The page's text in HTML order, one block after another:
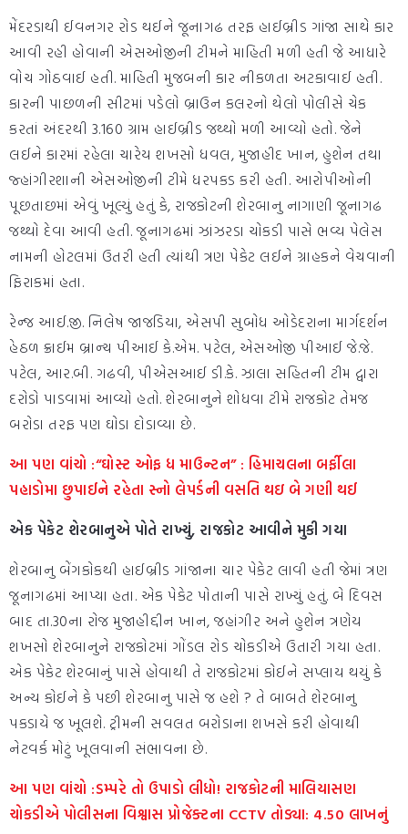
મેંદરડાથી ઈવનગર રોડ થઈને જૂનાગઢ તરફ હાઈબ્રીડ ગાંજા સાથે કાર
આવી રહી હોવાની એસઓજીની ટીમને માહિતી મળી હતી જે આધારે
વોચ ગોઠવાઈ હતી. માહિતી મુજબની કાર નીકળતા અટકાવાઈ હતી.
કારની પાછળની સીટમાં પડેલો બ્રાઉન કલરનો થેલો પોલીસે ચેક
કરતાં અંદરથી 3.160 ગ્રામ હાઈબ્રીડ જથ્થો મળી આવ્યો હતો. જેને
લઈને કારમાં રહેલા ચારેય શખસો ધવલ, મુજાહીદ ખાન, હુશેન તથા
જ્હાંગીરશાની એસઓજીની ટીમે ધરપકડ કરી હતી. આરોપીઓની
પૂછતાછમાં એવું ખૂલ્યું હતું કે, રાજકોટની શેરબાનુ નાગાણી જૂનાગઢ
જથ્થો દેવા આવી હતી. જૂનાગઢમાં ઝાંઝરડા ચોકડી પાસે ભવ્ય પેલેસ
નામની હોટલમાં ઉતરી હતી ત્યાંથી ત્રણ પેકેટ લઈને ગ્રાહકને વેચવાની
ફિરાકમાં હતા.
રેન્જ આઈ.જી. નિલેષ જાજડિયા, એસપી સુબોધ ઓડેદરાના માર્ગદર્શન
હેઠળ ક્રાઈમ બ્રાન્ચ પીઆઈ કે.એમ. પટેલ, એસઓજી પીઆઈ જે.જે.
પટેલ, આર.બી. ગઢવી, પીએસઆઈ ડી.કે. ઝાલા સહિતની ટીમ દ્વારા
દરોડો પાડવામાં આવ્યો હતો. શેરબાનુને શોધવા ટીમે રાજકોટ તેમજ
બરોડા તરફ પણ ઘોડા દોડાવ્યા છે.
આ પણ વાંચો :“ઘોસ્ટ ઓફ ધ માઉન્ટન” : હિમાચલના બર્ફીલા
પહાડોમા છુપાઈને રહેતા સ્નો લેપર્ડની વસતિ થઇ બે ગણી થઈ
એક પેકેટ શેરબાનુએ પોતે રાખ્યું, રાજકોટ આવીને મુકી ગયા
શેરબાનુ બેંગકોકથી હાઈબ્રીડ ગાંજાના ચાર પેકેટ લાવી હતી જેમાં ત્રણ
જૂનાગઢમાં આપ્યા હતા. એક પેકેટ પોતાની પાસે રાખ્યું હતું. બે દિવસ
બાદ તા.30ના રોજ મુજાહીદ્દીન ખાન, જહાંગીર અને હુશેન ત્રણેય
શખસો શેરબાનુને રાજકોટમાં ગોંડલ રોડ ચોકડીએ ઉતારી ગયા હતા.
એક પેકેટ શેરબાનું પાસે હોવાથી તે રાજકોટમાં કોઈને સપ્લાય થયું કે
અન્ય કોઈને કે પછી શેરબાનુ પાસે જ હશે ? તે બાબતે શેરબાનુ
પકડાયે જ ખૂલશે. ટ્રીમની સવલત બરોડાના શખસે કરી હોવાથી
નેટવર્ક મોટું ખૂલવાની સંભાવના છે.
આ પણ વાંચો :ડમ્પરે તો ઉપાડો લીધો! રાજકોટની માલિયાસણ
ચોકડીએ પોલીસના વિશ્વાસ પ્રોજેક્ટના CCTV તોડ્યા: 4.50 લાખનું